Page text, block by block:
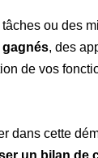
ou des
, des
de vos
dans cette
un bilan de